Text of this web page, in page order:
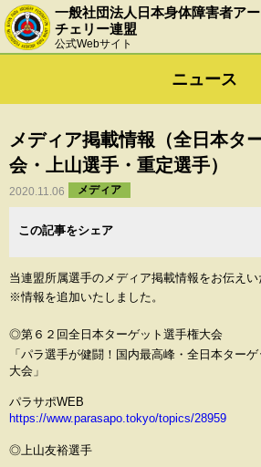
一般社団法人日本身体障害者アー
チェリー連盟
公式Webサイト
ニュース
メディア掲載情報（全日本タ
会・上山選手・重定選手）
2020.11.06 メディア
この記事をシェア
当連盟所属選手のメディア掲載情報をお伝えい
※情報を追加いたしました。
◎第６２回全日本ターゲット選手権大会
「パラ選手が健闘！国内最高峰・全日本ター
大会」
パラサポWEB
https://www.parasapo.tokyo/topics/28959
◎上山友裕選手